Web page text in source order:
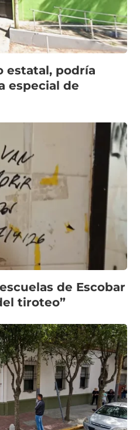
estatal, podría
especial de
de Escobar
tiroteo”